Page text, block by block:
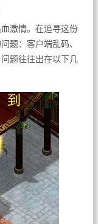
激情。在追寻这份
题：客户端乱码、
题往往出在以下几